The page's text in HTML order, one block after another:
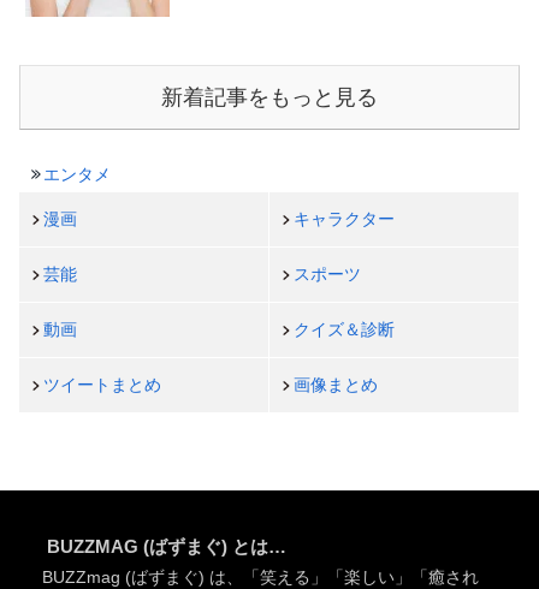
新着記事をもっと見る
エンタメ
漫画 キャラクター
芸能 スポーツ
動画 クイズ＆診断
ツイートまとめ 画像まとめ
BUZZMAG (ばずまぐ) とは…
BUZZmag (ばずまぐ) は、「笑える」「楽しい」「癒され